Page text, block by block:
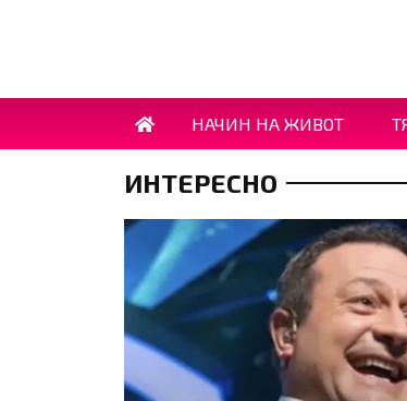
НАЧИН НА ЖИВОТ
ИНТЕРЕСНО